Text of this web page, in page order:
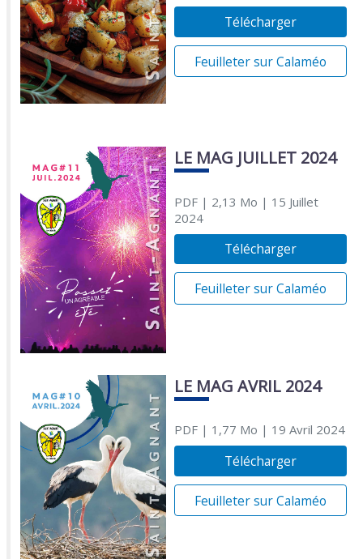
Télécharger
Feuilleter sur Calaméo
LE MAG JUILLET 2024
PDF| 2,13 Mo | 15 Juillet
2024
Télécharger
Feuilleter sur Calaméo
LE MAG AVRIL 2024
PDF| 1,77 Mo | 19 Avril 2024
Télécharger
Feuilleter sur Calaméo